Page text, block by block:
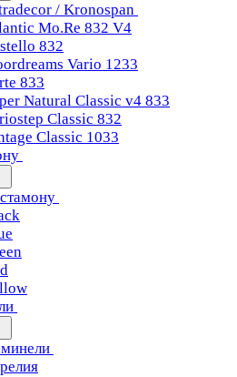
/ Kronospan
Mo.Re 832 V4
832
Vario 1233
833
Natural Classic v4 833
Classic 832
Classic 1033